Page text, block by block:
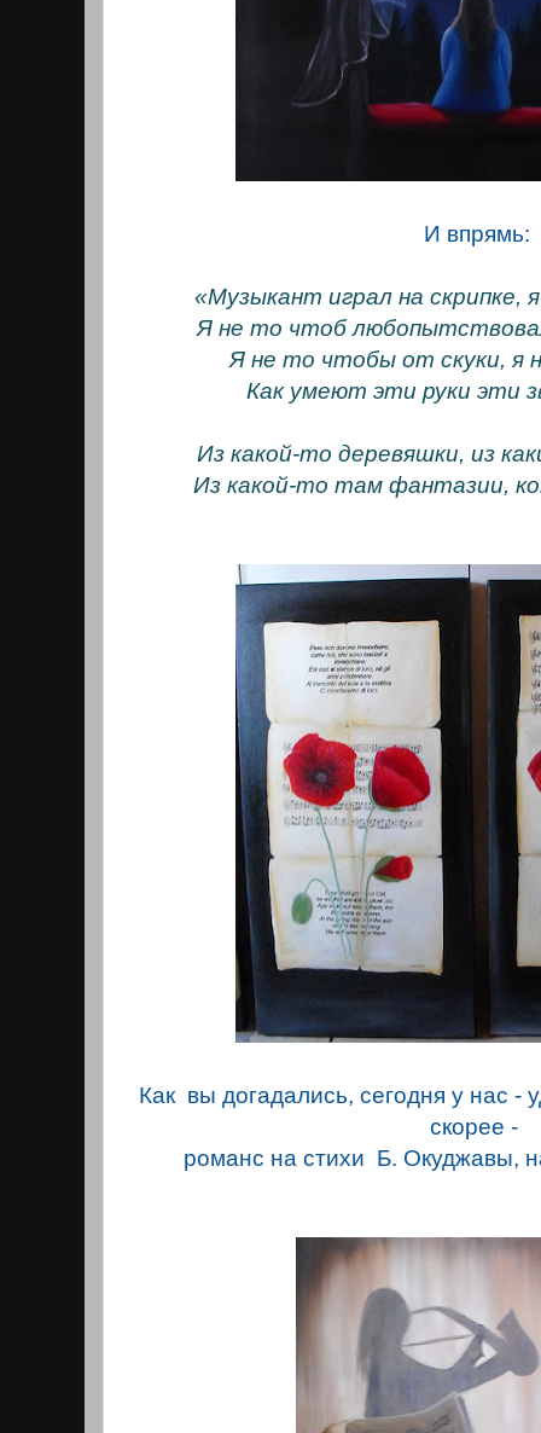
И впрямь:
«Музыкант играл на скрипке,
Я не то чтоб
Я не то чтобы от скуки, я
Как умеют эти руки эти
Из какой-то деревяшки, из
Из какой-то там фантазии,
Как вы догадались, сегодня у нас -
скорее -
романс на стихи Б. Окуджавы,